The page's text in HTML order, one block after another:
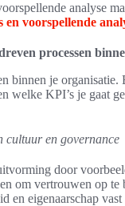
analyse
voorspellende
processen
binnen je
welke KPI’s je gaat
cultuur en governance
door
om vertrouwen op
en eigenaarschap vast